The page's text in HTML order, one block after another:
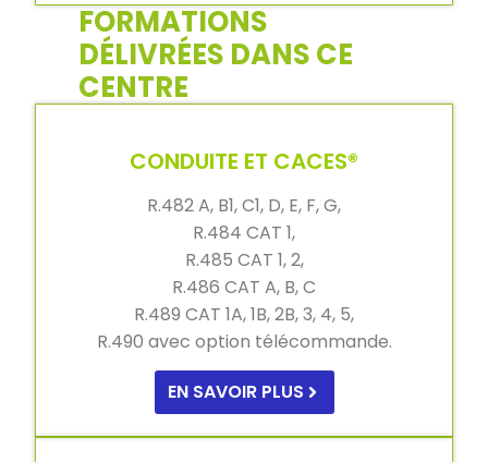
FORMATIONS
DÉLIVRÉES DANS CE
CENTRE
CONDUITE ET CACES®
R.482 A, B1, C1, D, E, F, G,
R.484 CAT 1,
R.485 CAT 1, 2,
R.486 CAT A, B, C
R.489 CAT 1A, 1B, 2B, 3, 4, 5,
R.490 avec option télécommande.
EN SAVOIR PLUS